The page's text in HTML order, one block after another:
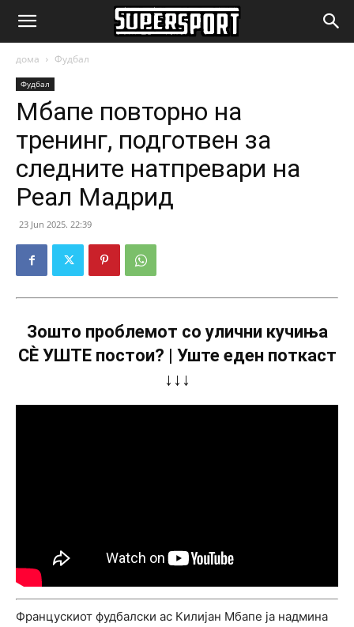
SuperSport.mk
дома Фудбал
Фудбал
Мбапе повторно на
тренинг, подготвен за
следните натпревари на
Реал Мадрид
23 Jun 2025. 22:39
Зошто проблемот со улични кучиња
СÈ УШТЕ постои? | Уште еден поткаст
↓↓↓
Францускиот фудбалски ас Килијан Мбапе ја надмина